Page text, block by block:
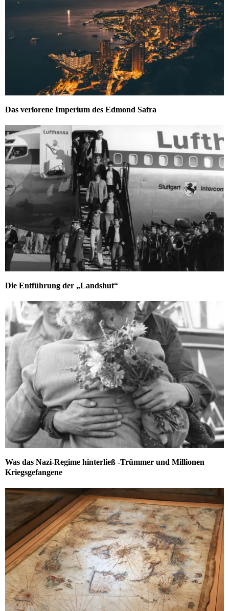
Das verlorene Imperium des Edmond Safra
Die Entführung der „Landshut“
Was das Nazi-Regime hinterließ -Trümmer und Millionen
Kriegsgefangene